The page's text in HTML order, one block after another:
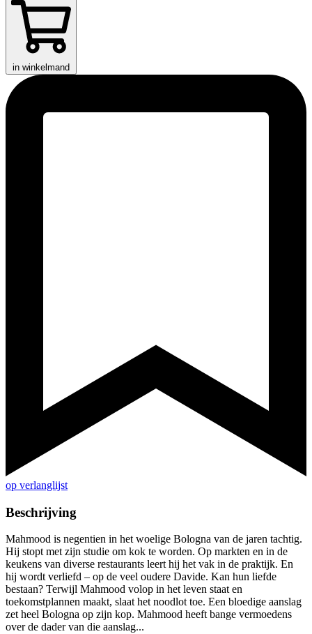
in winkelmand
op verlanglijst
Beschrijving
Mahmood is negentien in het woelige Bologna van de jaren tachtig.
Hij stopt met zijn studie om kok te worden. Op markten en in de
keukens van diverse restaurants leert hij het vak in de praktijk. En
hij wordt verliefd – op de veel oudere Davide. Kan hun liefde
bestaan? Terwijl Mahmood volop in het leven staat en
toekomstplannen maakt, slaat het noodlot toe. Een bloedige aanslag
zet heel Bologna op zijn kop. Mahmood heeft bange vermoedens
over de dader van die aanslag...